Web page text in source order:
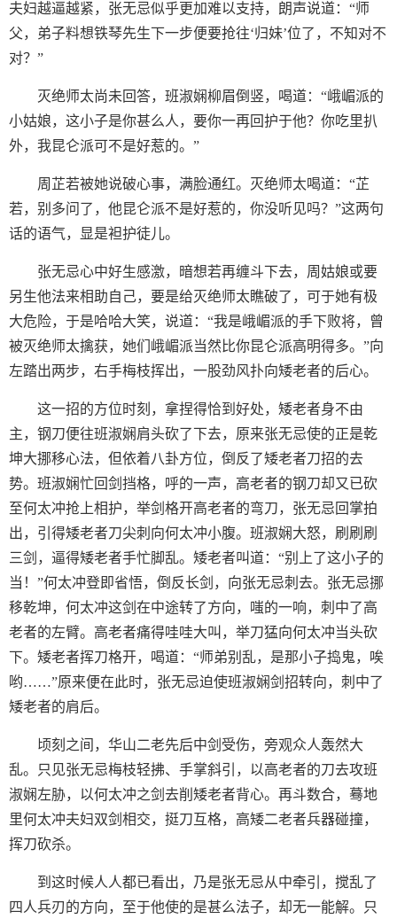
夫妇越逼越紧，张无忌似乎更加难以支持，朗声说道：“师
父，弟子料想铁琴先生下一步便要抢往‘归妹’位了，不知对不
对？”
灭绝师太尚未回答，班淑娴柳眉倒竖，喝道：“峨嵋派的
小姑娘，这小子是你甚么人，要你一再回护于他？你吃里扒
外，我昆仑派可不是好惹的。”
周芷若被她说破心事，满脸通红。灭绝师太喝道：“芷
若，别多问了，他昆仑派不是好惹的，你没听见吗？”这两句
话的语气，显是袒护徒儿。
张无忌心中好生感激，暗想若再缠斗下去，周姑娘或要
另生他法来相助自己，要是给灭绝师太瞧破了，可于她有极
大危险，于是哈哈大笑，说道：“我是峨嵋派的手下败将，曾
被灭绝师太擒获，她们峨嵋派当然比你昆仑派高明得多。”向
左踏出两步，右手梅枝挥出，一股劲风扑向矮老者的后心。
这一招的方位时刻，拿捏得恰到好处，矮老者身不由
主，钢刀便往班淑娴肩头砍了下去，原来张无忌使的正是乾
坤大挪移心法，但依着八卦方位，倒反了矮老者刀招的去
势。班淑娴忙回剑挡格，呼的一声，高老者的钢刀却又已砍
至何太冲抢上相护，举剑格开高老者的弯刀，张无忌回掌拍
出，引得矮老者刀尖刺向何太冲小腹。班淑娴大怒，刷刷刷
三剑，逼得矮老者手忙脚乱。矮老者叫道：“别上了这小子的
当！”何太冲登即省悟，倒反长剑，向张无忌刺去。张无忌挪
移乾坤，何太冲这剑在中途转了方向，嗤的一响，刺中了高
老者的左臂。高老者痛得哇哇大叫，举刀猛向何太冲当头砍
下。矮老者挥刀格开，喝道：“师弟别乱，是那小子捣鬼，唉
哟……”原来便在此时，张无忌迫使班淑娴剑招转向，刺中了
矮老者的肩后。
顷刻之间，华山二老先后中剑受伤，旁观众人轰然大
乱。只见张无忌梅枝轻拂、手掌斜引，以高老者的刀去攻班
淑娴左胁，以何太冲之剑去削矮老者背心。再斗数合，蓦地
里何太冲夫妇双剑相交，挺刀互格，高矮二老者兵器碰撞，
挥刀砍杀。
到这时候人人都已看出，乃是张无忌从中牵引，搅乱了
四人兵刃的方向，至于他使的是甚么法子，却无一能解。只